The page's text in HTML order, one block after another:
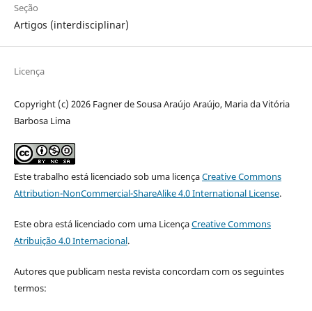
Seção
Artigos (interdisciplinar)
Licença
Copyright (c) 2026 Fagner de Sousa Araújo Araújo, Maria da Vitória
Barbosa Lima
Este trabalho está licenciado sob uma licençaCreative Commons
Attribution-NonCommercial-ShareAlike 4.0 International License.
Este obra está licenciado com uma LicençaCreative Commons
Atribuição 4.0 Internacional.
Autores que publicam nesta revista concordam com os seguintes
termos: